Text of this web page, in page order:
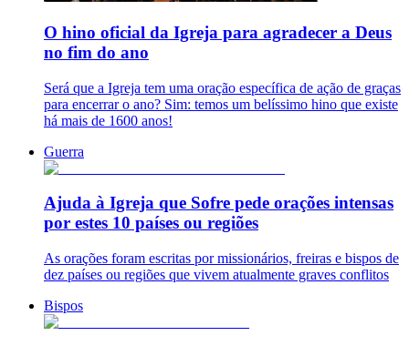
O hino oficial da Igreja para agradecer a Deus
no fim do ano
Será que a Igreja tem uma oração específica de ação de graças
para encerrar o ano? Sim: temos um belíssimo hino que existe
há mais de 1600 anos!
Guerra
Ajuda à Igreja que Sofre pede orações intensas
por estes 10 países ou regiões
As orações foram escritas por missionários, freiras e bispos de
dez países ou regiões que vivem atualmente graves conflitos
Bispos